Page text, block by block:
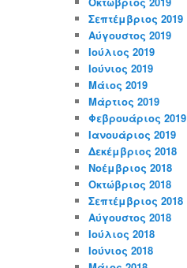
Σεπτέμβριος 2019
Αύγουστος 2019
Ιούλιος 2019
Ιούνιος 2019
Μάιος 2019
Μάρτιος 2019
Φεβρουάριος 2019
Ιανουάριος 2019
Δεκέμβριος 2018
Νοέμβριος 2018
Οκτώβριος 2018
Σεπτέμβριος 2018
Αύγουστος 2018
Ιούλιος 2018
Ιούνιος 2018